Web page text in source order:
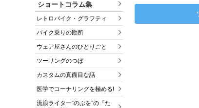
ショートコラム集
レトロバイク・グラフティ
バイク乗りの勘所
ウェア屋さんのひとりごと
ツーリングのつぼ
カスタムの真面目な話
医学でコーナリングを極める!
流浪ライター“のぶを”の『た